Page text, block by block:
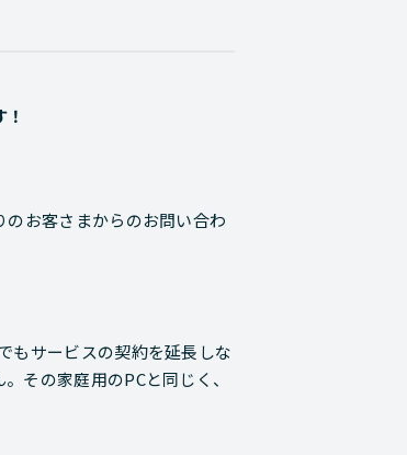
お客さまからのお問い合わ
もサービスの契約を延長しな
その家庭用のPCと同じく、